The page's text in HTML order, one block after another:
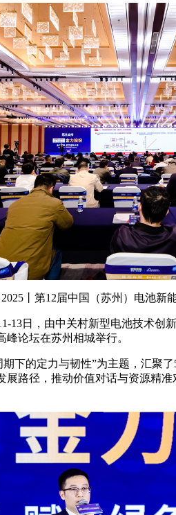
丨第12届中国（苏州）电池新
13日，由中关村新型电池技术创
论坛在苏州相城举行。
的定力与韧性”为主题，汇聚
路径，推动价值对话与资源精